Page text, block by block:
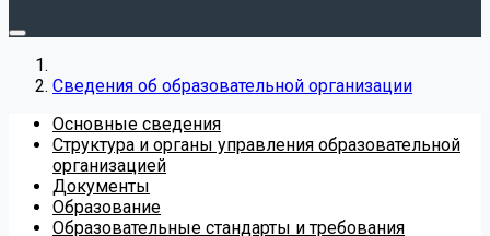
Сведения об образовательной организации
Основные сведения
Структура и органы управления образовательной
организацией
Документы
Образование
Образовательные стандарты и требования